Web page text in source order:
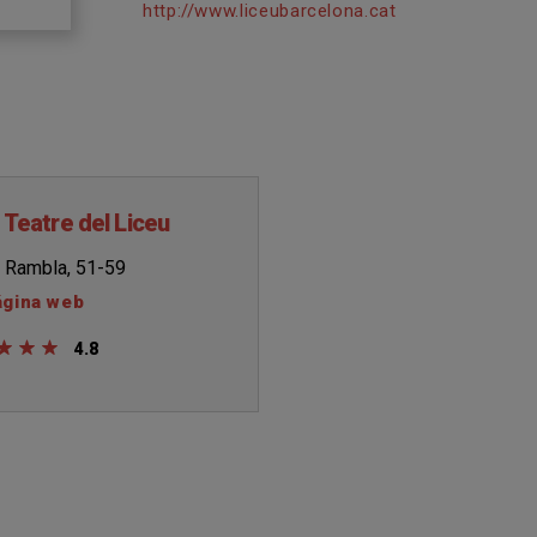
http://www.liceubarcelona.cat
Teatre del Liceu
Rambla, 51-59
web
4.8